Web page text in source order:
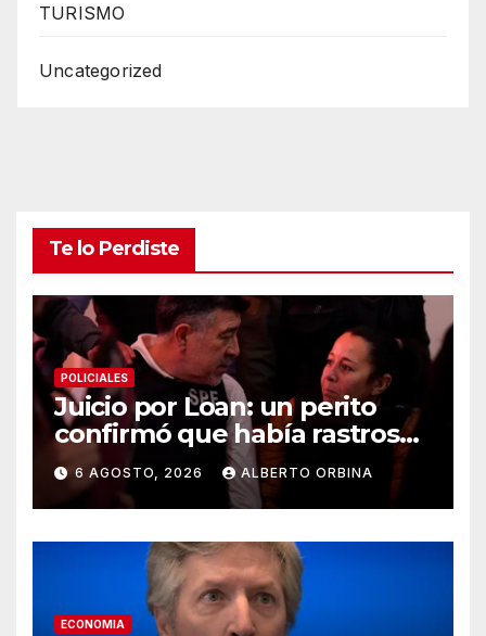
TURISMO
Uncategorized
Te lo Perdiste
POLICIALES
Juicio por Loan: un perito
confirmó que había rastros
del nene en los autos de dos
de los acusados
6 AGOSTO, 2026 ALBERTO ORBINA
ECONOMIA